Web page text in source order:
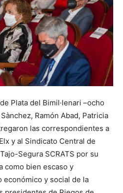
Plata del Bimil·lenari –ocho
Ramón Abad, Patricia
las correspondientes a
y al Sindicato Central de
Segura SCRATS por su
como bien escaso y
y social de la